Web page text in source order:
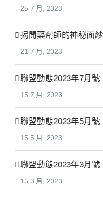
25 7 月, 2023
揭開藥劑師的神秘面紗
21 7 月, 2023
聯盟動態2023年7月號
15 7 月, 2023
聯盟動態2023年5月號
15 5 月, 2023
聯盟動態2023年3月號
15 3 月, 2023